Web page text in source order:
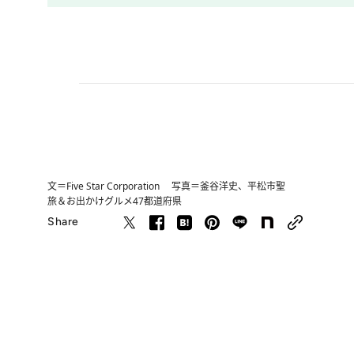
文＝Five Star Corporation 写真＝釜谷洋史、平松市聖
旅＆お出かけグルメ47都道府県
Share